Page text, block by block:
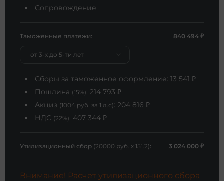
Сопровождение
Таможенные платежи: 840 494 ₽
от 3-х до 5-ти лет
Сборы за таможенное оформление: 13 541 ₽
Пошлина (15%): 214 793 ₽
Акциз (1004 руб. за 1 л.с): 204 816 ₽
НДС (22%): 407 344 ₽
Утилизационный сбор (20000 руб. x 151.2): 3 024 000 ₽
Внимание! Расчет утилизационного сбора